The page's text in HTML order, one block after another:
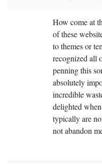
How come at
of these
to themes or
recognized all
penning this
absolutely
incredible
delighted
typically are
not abandon